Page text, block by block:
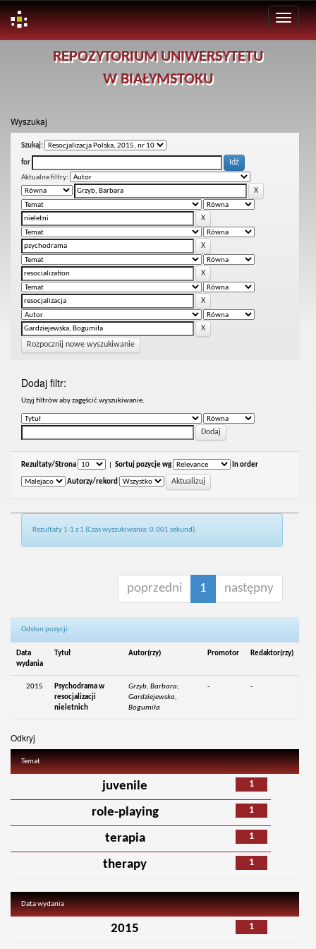
REPOZYTORIUM UNIWERSYTETU
W BIAŁYMSTOKU
Wyszukaj
Szukaj:
for
Aktualne filtry:
Rozpocznij nowe wyszukiwanie
Dodaj filtr:
Uzyj filtrów aby zagęścić wyszukiwanie.
Rezultaty/Strona Sortuj pozycje wg In order
Autorzy/rekord
Rezultaty 1-1 z 1 (Czas wyszukiwania: 0.001 sekund).
poprzedni 1 następny
Odsłon pozycji:
Data
wydania
Tytuł Autor(rzy) Promotor Redaktor(rzy)
2015
Psychodrama w
resocjalizacji
nieletnich
Grzyb, Barbara;
Gardziejewska,
Bogumiła
- -
Odkryj
Temat
1
juvenile
1
role-playing
1
terapia
1
therapy
Data wydania
1
2015